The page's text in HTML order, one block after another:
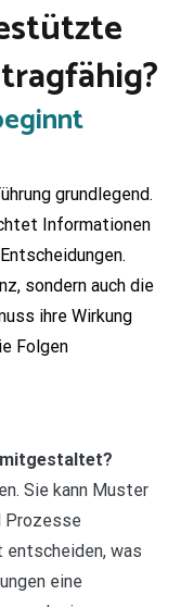
grundlegend.
Informationen
sondern auch die
ihre Wirkung
Folgen
Sie kann Muster
Prozesse
entscheiden, was
eine